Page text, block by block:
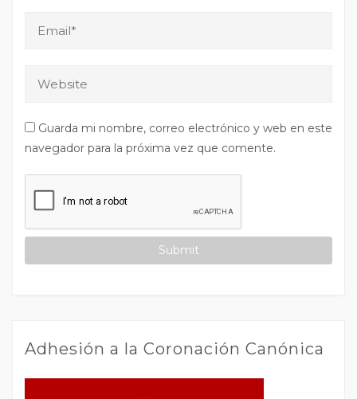
Guarda mi nombre, correo electrónico y web en este
navegador para la próxima vez que comente.
Adhesión a la Coronación Canónica